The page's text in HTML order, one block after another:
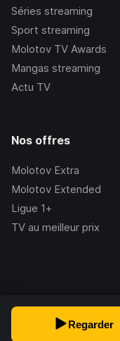
Regarder
Séries streaming
Sport streaming
Molotov TV Awards
Mangas streaming
Actu TV
Nos offres
Molotov Extra
Molotov Extended
Ligue 1+
TV au meilleur prix